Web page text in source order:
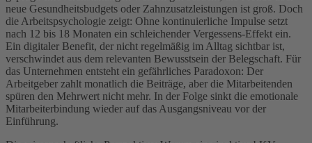
neue Gesundheitsbudgets oder Zahnzusatzleistungen ist groß. Doch
die Arbeitspsychologie zeigt: Ohne kontinuierliche Impulse setzt
nach 12 bis 18 Monaten ein schleichender Vergessens-Effekt ein.
Ein digitaler Benefit, der nicht regelmäßig im Alltag sichtbar ist,
verschwindet aus dem relevanten Bewusstsein der Belegschaft. Für
das Unternehmen entsteht ein gefährliches Paradoxon: Der
Arbeitgeber zahlt monatlich die Beiträge, aber die Mitarbeitenden
spüren den Mehrwert nicht mehr. In der Folge sinkt die emotionale
Mitarbeiterbindung wieder auf das Ausgangsniveau vor der
Einführung.